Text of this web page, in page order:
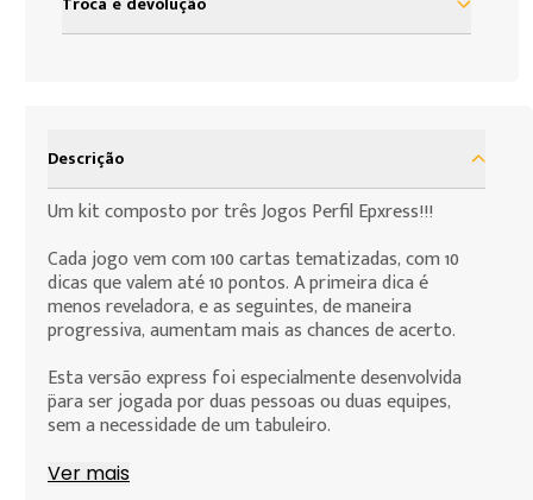
2x de R$ 59,98 sem juros
5x de R$ 23,99 sem juros
assegura todos os direitos de nossos clientes. As
presentes condições são as cláusulas de
contratação por adesão que você, consumidor,
deve assumir para efeito da compra de produtos
que deseja fazer.
Descrição
Um kit composto por três Jogos Perfil Epxress!!!
Cada jogo vem com 100 cartas tematizadas, com 10
dicas que valem até 10 pontos. A primeira dica é
menos reveladora, e as seguintes, de maneira
progressiva, aumentam mais as chances de acerto.
Esta versão express foi especialmente desenvolvida
para ser jogada por duas pessoas ou duas equipes,
sem a necessidade de um tabuleiro.
Com um sistema de pontuação em um marcador, o
Ver mais